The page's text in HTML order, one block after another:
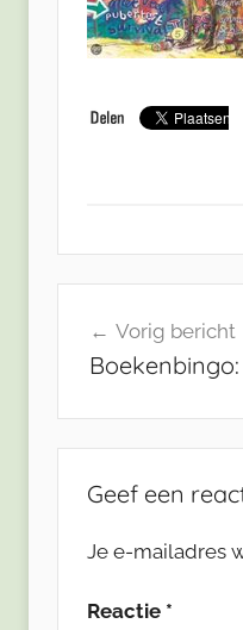
navigatie
Vorig bericht
Geef een
Je e-mailadres
Reactie *